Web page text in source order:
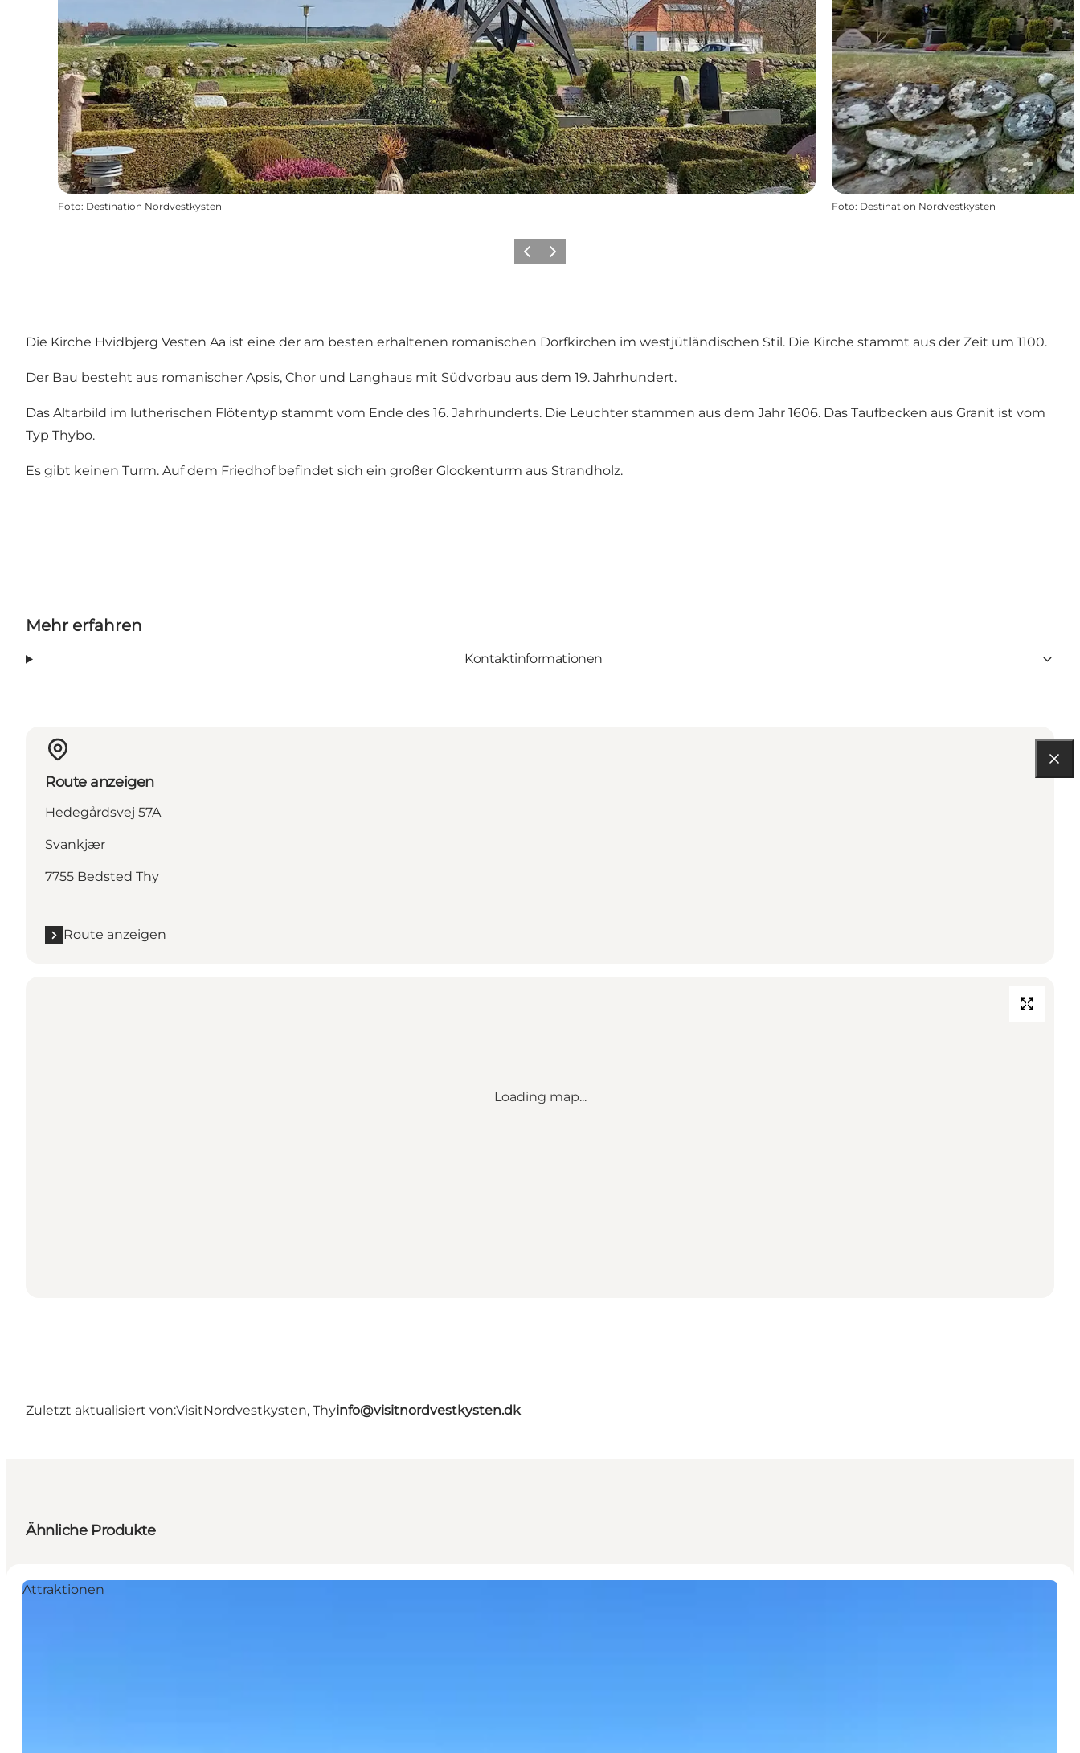
Foto: Destination Nordvestkysten Foto: Destination Nordvestkysten
ZurückWeiter
Die Kirche Hvidbjerg Vesten Aa ist eine der am besten erhaltenen romanischen Dorfkirchen im westjütländischen Stil. Die Kirche stammt aus der Zeit um 1100.
Der Bau besteht aus romanischer Apsis, Chor und Langhaus mit Südvorbau aus dem 19. Jahrhundert.
Das Altarbild im lutherischen Flötentyp stammt vom Ende des 16. Jahrhunderts. Die Leuchter stammen aus dem Jahr 1606. Das Taufbecken aus Granit ist vom
Typ Thybo.
Es gibt keinen Turm. Auf dem Friedhof befindet sich ein großer Glockenturm aus Strandholz.
Mehr erfahren
Kontaktinformationen
Route anzeigen
Hedegårdsvej 57A
Svankjær
7755 Bedsted Thy
Route anzeigen
Loading map...
Zuletzt aktualisiert von:VisitNordvestkysten, Thyinfo@visitnordvestkysten.dk
Ähnliche Produkte
Attraktionen